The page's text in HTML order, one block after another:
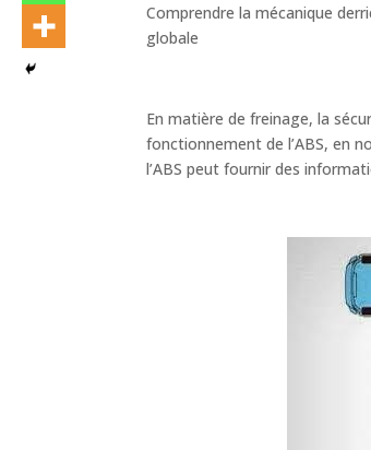
Comprendre la mécanique
globale
En matière de freinage, la
fonctionnement de l’ABS, en
l’ABS peut fournir des